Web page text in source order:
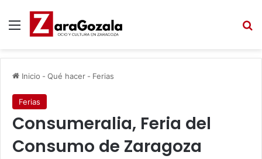
Menú
Inicio - Qué hacer - Ferias
Ferias
Consumeralia, Feria del
Consumo de Zaragoza